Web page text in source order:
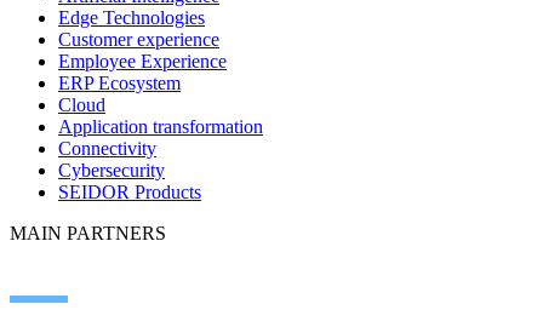
Edge Technologies
Customer experience
Employee Experience
ERP Ecosystem
Cloud
Application transformation
Connectivity
Cybersecurity
SEIDOR Products
MAIN PARTNERS